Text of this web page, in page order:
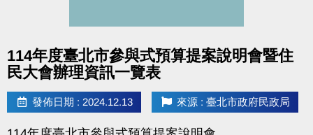
114年度臺北市參與式預算提案說明會暨住
民大會辦理資訊一覽表
發佈日期 : 2024.12.13 來源 : 臺北市政府民政局